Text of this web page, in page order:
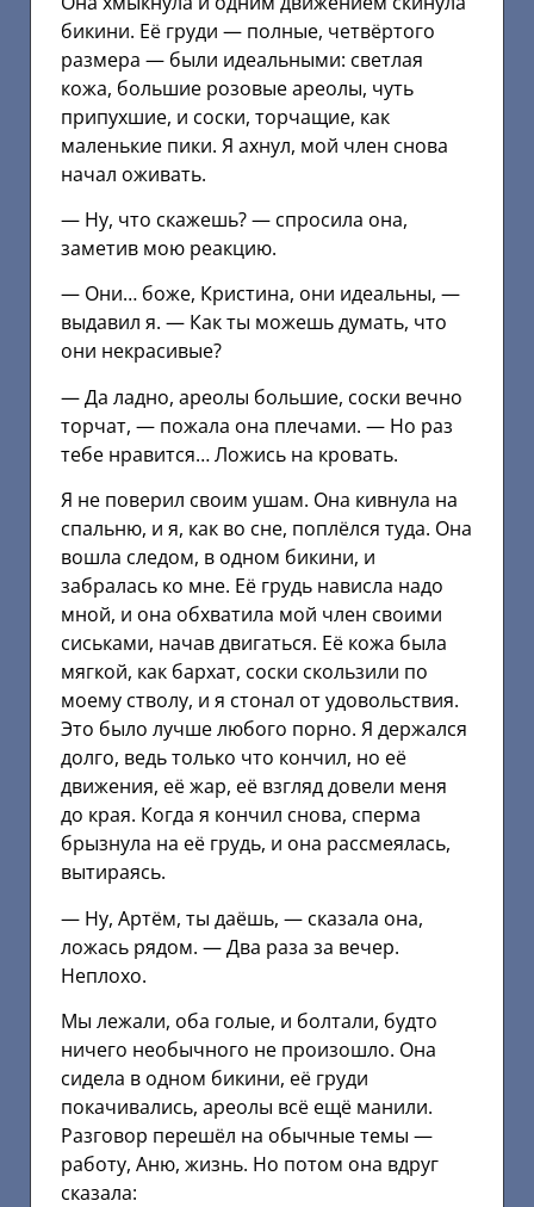
бикини. Её груди — полные, четвёртого
размера — были идеальными: светлая
кожа, большие розовые ареолы, чуть
припухшие, и соски, торчащие, как
маленькие пики. Я ахнул, мой член снова
начал оживать.
— Ну, что скажешь? — спросила она,
заметив мою реакцию.
— Они… боже, Кристина, они идеальны, —
выдавил я. — Как ты можешь думать, что
они некрасивые?
— Да ладно, ареолы большие, соски вечно
торчат, — пожала она плечами. — Но раз
тебе нравится… Ложись на кровать.
Я не поверил своим ушам. Она кивнула на
спальню, и я, как во сне, поплёлся туда. Она
вошла следом, в одном бикини, и
забралась ко мне. Её грудь нависла надо
мной, и она обхватила мой член своими
сиськами, начав двигаться. Её кожа была
мягкой, как бархат, соски скользили по
моему стволу, и я стонал от удовольствия.
Это было лучше любого порно. Я держался
долго, ведь только что кончил, но её
движения, её жар, её взгляд довели меня
до края. Когда я кончил снова, сперма
брызнула на её грудь, и она рассмеялась,
вытираясь.
— Ну, Артём, ты даёшь, — сказала она,
ложась рядом. — Два раза за вечер.
Неплохо.
Мы лежали, оба голые, и болтали, будто
ничего необычного не произошло. Она
сидела в одном бикини, её груди
покачивались, ареолы всё ещё манили.
Разговор перешёл на обычные темы —
работу, Аню, жизнь. Но потом она вдруг
сказала: